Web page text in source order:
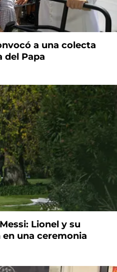
a una colecta
del Papa
Lionel y su
una ceremonia